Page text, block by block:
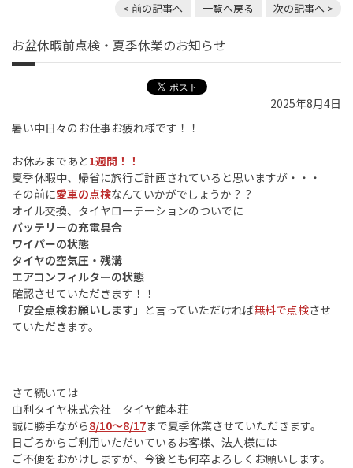
< 前の記事へ 一覧へ戻る 次の記事へ >
お盆休暇前点検・夏季休業のお知らせ
2025年8月4日
暑い中日々のお仕事お疲れ様です！！
お休みまであと1週間！！
夏季休暇中、帰省に旅行ご計画されていると思いますが・・・
その前に愛車の点検なんていかがでしょうか？？
オイル交換、タイヤローテーションのついでに
バッテリーの充電具合
ワイパーの状態
タイヤの空気圧・残溝
エアコンフィルターの状態
確認させていただきます！！
「安全点検お願いします 」と言っていただければ無料で点検させ
ていただきます。
さて続いては
由利タイヤ株式会社 タイヤ館本荘
誠に勝手ながら8/10～8/17まで夏季休業させていただきます。
日ごろからご利用いただいているお客様、法人様には
ご不便をおかけしますが、今後とも何卒よろしくお願いします。